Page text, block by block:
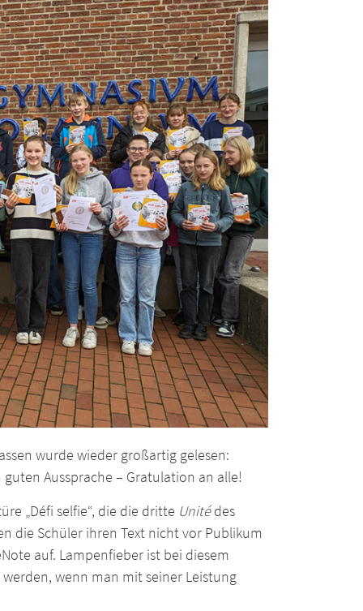
wurde wieder großartig gelesen:
Aussprache – Gratulation an alle!
„Défi selfie“, die die dritte Unitédes
die Schüler ihren Text nicht vor Publikum
auf. Lampenfieber ist bei diesem
wenn man mit seiner Leistung